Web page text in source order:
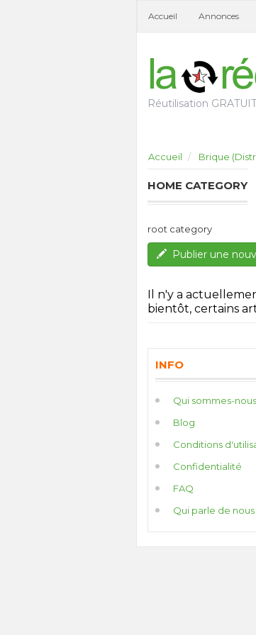
Accueil Annonces
Réutilisation
Accueil Brique
HOME CATEGORY
root category
Publier une
Il n'y a
bientôt, certains
INFO
Qui sommes-
Blog
Conditions
Confidentialité
FAQ
Qui parle de nous